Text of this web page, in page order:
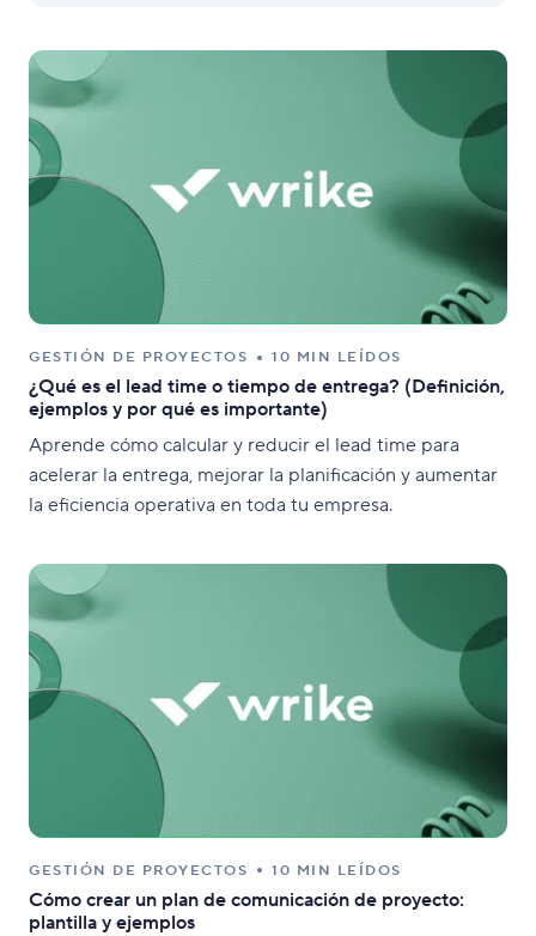
GESTIÓN DE PROYECTOS 10 MIN LEÍDOS
¿Qué es el lead time o tiempo de entrega? (Definición,
ejemplos y por qué es importante)
Aprende cómo calcular y reducir el lead time para
acelerar la entrega, mejorar la planificación y aumentar
la eficiencia operativa en toda tu empresa.
GESTIÓN DE PROYECTOS 10 MIN LEÍDOS
Cómo crear un plan de comunicación de proyecto:
plantilla y ejemplos